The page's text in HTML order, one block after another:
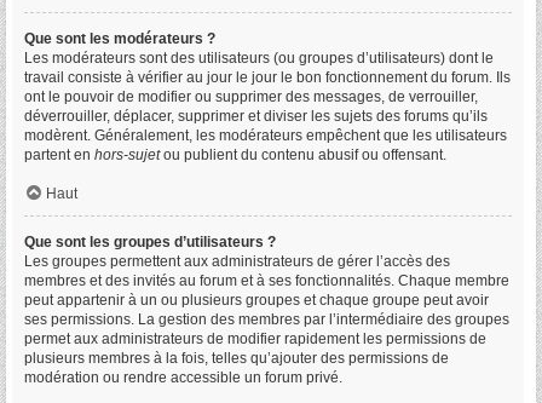
Que sont les modérateurs ?
Les modérateurs sont des utilisateurs (ou groupes d’utilisateurs) dont le
travail consiste à vérifier au jour le jour le bon fonctionnement du forum. Ils
ont le pouvoir de modifier ou supprimer des messages, de verrouiller,
déverrouiller, déplacer, supprimer et diviser les sujets des forums qu’ils
modèrent. Généralement, les modérateurs empêchent que les utilisateurs
partent en hors-sujetou publient du contenu abusif ou offensant.
Haut
Que sont les groupes d’utilisateurs ?
Les groupes permettent aux administrateurs de gérer l’accès des
membres et des invités au forum et à ses fonctionnalités. Chaque membre
peut appartenir à un ou plusieurs groupes et chaque groupe peut avoir
ses permissions. La gestion des membres par l’intermédiaire des groupes
permet aux administrateurs de modifier rapidement les permissions de
plusieurs membres à la fois, telles qu’ajouter des permissions de
modération ou rendre accessible un forum privé.